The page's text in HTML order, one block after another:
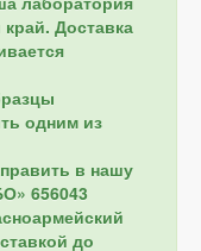
Доставка
одним из
в нашу
656043
до